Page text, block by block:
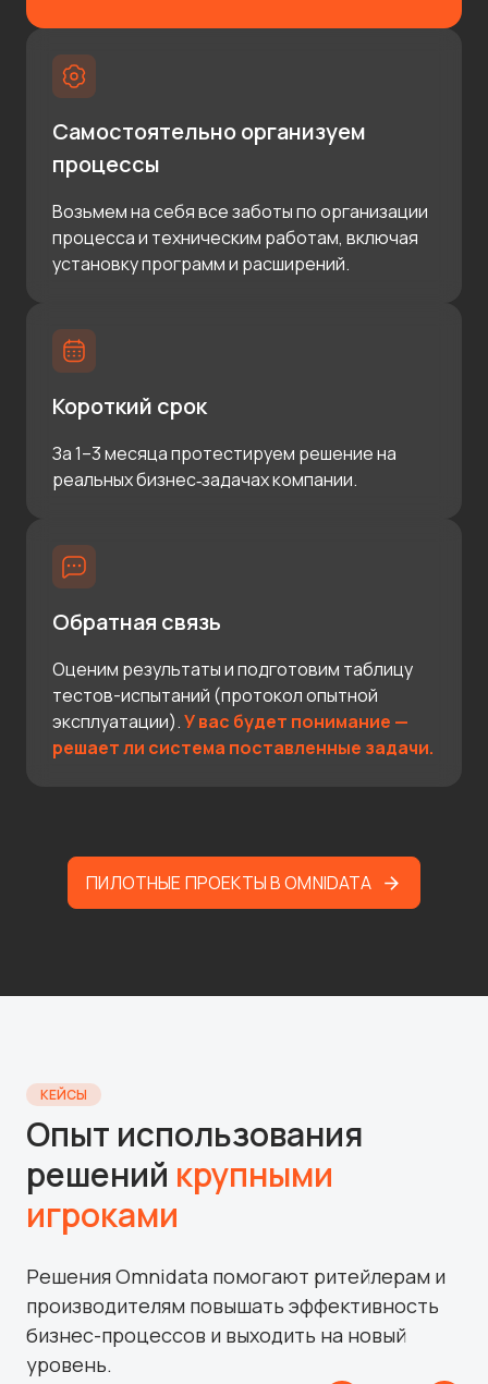
Самостоятельно организуем
процессы
Возьмем на себя все заботы по организации
процесса и техническим работам, включая
установку программ и расширений.
Короткий срок
За 1–3 месяца протестируем решение на
реальных бизнес‑задачах компании.
Обратная связь
Оценим результаты и подготовим таблицу
тестов-испытаний (протокол опытной
эксплуатации).У вас будет понимание —
решает ли система поставленные задачи.
ПИЛОТНЫЕ ПРОЕКТЫ В OMNIDATA
КЕЙСЫ
Опыт использования
решений крупными
игроками
Решения Omnidata помогают ритейлерам и
производителям повышать эффективность
бизнес-процессов и выходить на новый
уровень.